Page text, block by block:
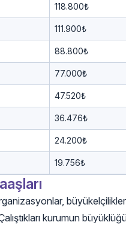
118.800₺
111.900₺
88.800₺
77.000₺
47.520₺
36.476₺
24.200₺
19.756₺
kurumun